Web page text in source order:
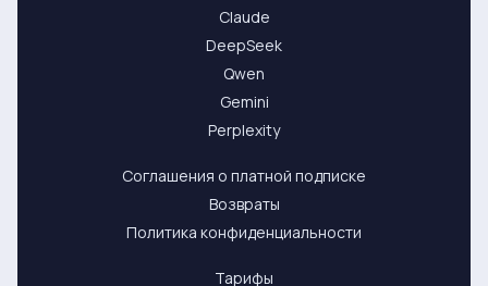
Claude
DeepSeek
Qwen
Gemini
Perplexity
Соглашения о платной подписке
Возвраты
Политика конфиденциальности
Тарифы